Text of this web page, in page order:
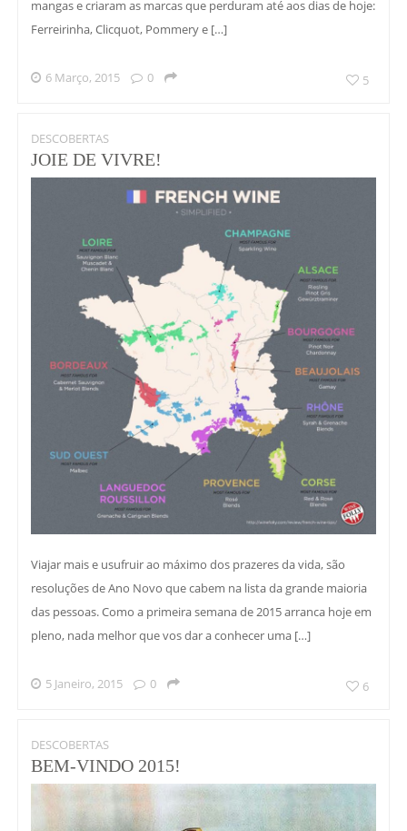
mangas e criaram as marcas que perduram até aos dias de hoje:
Ferreirinha, Clicquot, Pommery e […]
6 Março, 2015 0 5
DESCOBERTAS
JOIE DE VIVRE!
Viajar mais e usufruir ao máximo dos prazeres da vida, são
resoluções de Ano Novo que cabem na lista da grande maioria
das pessoas. Como a primeira semana de 2015 arranca hoje em
pleno, nada melhor que vos dar a conhecer uma […]
5 Janeiro, 2015 0 6
DESCOBERTAS
BEM-VINDO 2015!